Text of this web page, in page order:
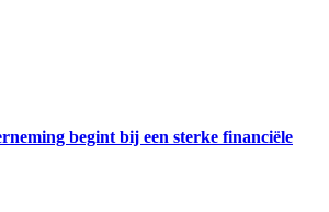
begint bij een sterke financiële